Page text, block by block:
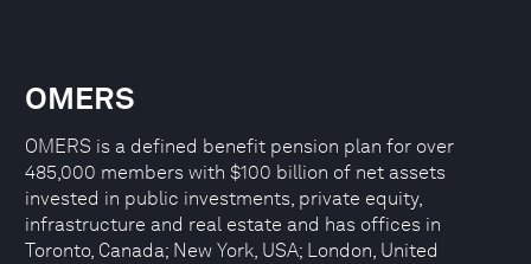
OMERS
OMERS is a defined benefit pension plan for over
485,000 members with $100 billion of net assets
invested in public investments, private equity,
infrastructure and real estate and has offices in
Toronto, Canada; New York, USA; London, United